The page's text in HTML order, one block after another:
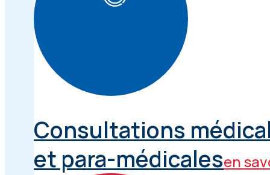
Consultations
et para-médicalesen